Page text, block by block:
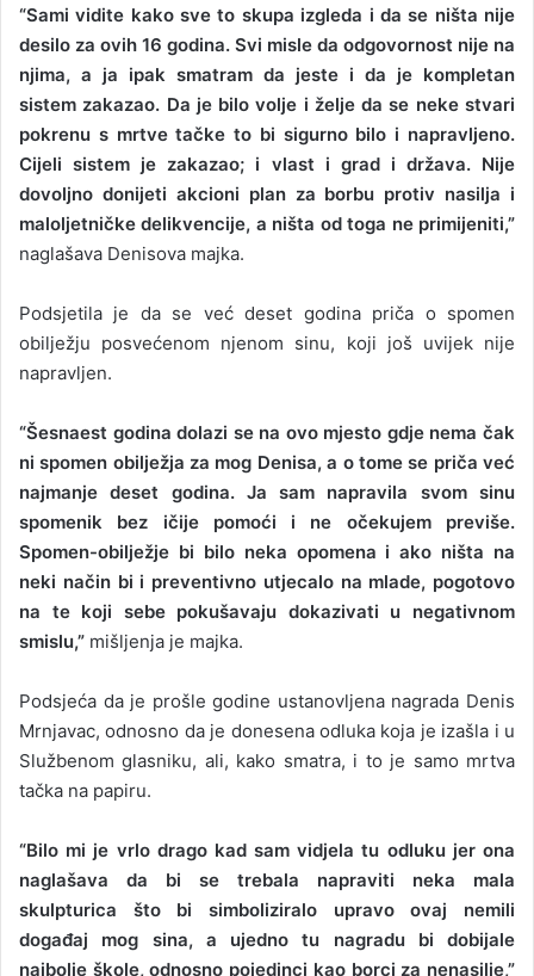
“Sami vidite kako sve to skupa izgleda i da se ništa nije
desilo za ovih 16 godina. Svi misle da odgovornost nije na
njima, a ja ipak smatram da jeste i da je kompletan
sistem zakazao. Da je bilo volje i želje da se neke stvari
pokrenu s mrtve tačke to bi sigurno bilo i napravljeno.
Cijeli sistem je zakazao; i vlast i grad i država. Nije
dovoljno donijeti akcioni plan za borbu protiv nasilja i
maloljetničke delikvencije, a ništa od toga ne primijeniti,”
naglašava Denisova majka.
Podsjetila je da se već deset godina priča o spomen
obilježju posvećenom njenom sinu, koji još uvijek nije
napravljen.
“Šesnaest godina dolazi se na ovo mjesto gdje nema čak
ni spomen obilježja za mog Denisa, a o tome se priča već
najmanje deset godina. Ja sam napravila svom sinu
spomenik bez ičije pomoći i ne očekujem previše.
Spomen-obilježje bi bilo neka opomena i ako ništa na
neki način bi i preventivno utjecalo na mlade, pogotovo
na te koji sebe pokušavaju dokazivati u negativnom
smislu,” mišljenja je majka.
Podsjeća da je prošle godine ustanovljena nagrada Denis
Mrnjavac, odnosno da je donesena odluka koja je izašla i u
Službenom glasniku, ali, kako smatra, i to je samo mrtva
tačka na papiru.
“Bilo mi je vrlo drago kad sam vidjela tu odluku jer ona
naglašava da bi se trebala napraviti neka mala
skulpturica što bi simboliziralo upravo ovaj nemili
događaj mog sina, a ujedno tu nagradu bi dobijale
najbolje škole, odnosno pojedinci kao borci za nenasilje,”